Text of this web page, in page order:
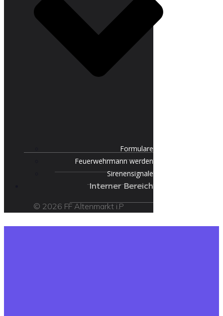
Formulare
Feuerwehrmann werden
Sirenensignale
Interner Bereich
© 2026 FF Altenmarkt i.P